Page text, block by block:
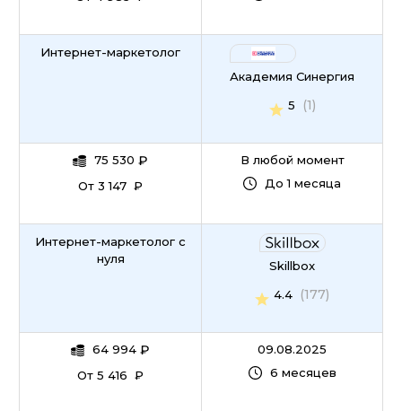
Интернет-маркетолог
75 530 ₽
От 3 147 ₽
Академия Синергия
5
(1)
В любой момент
До 1 месяца
Интернет-маркетолог с
нуля
64 994 ₽
От 5 416 ₽
Skillbox
4.4
(177)
09.08.2025
6 месяцев